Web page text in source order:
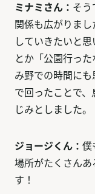
ミナミさん： そう
関係も広がりま
していきたいと思
とか「公園行っ
み野での時間に
で回ったことで
じみとしました。
ジョージくん： 僕
場所がたくさん
す！